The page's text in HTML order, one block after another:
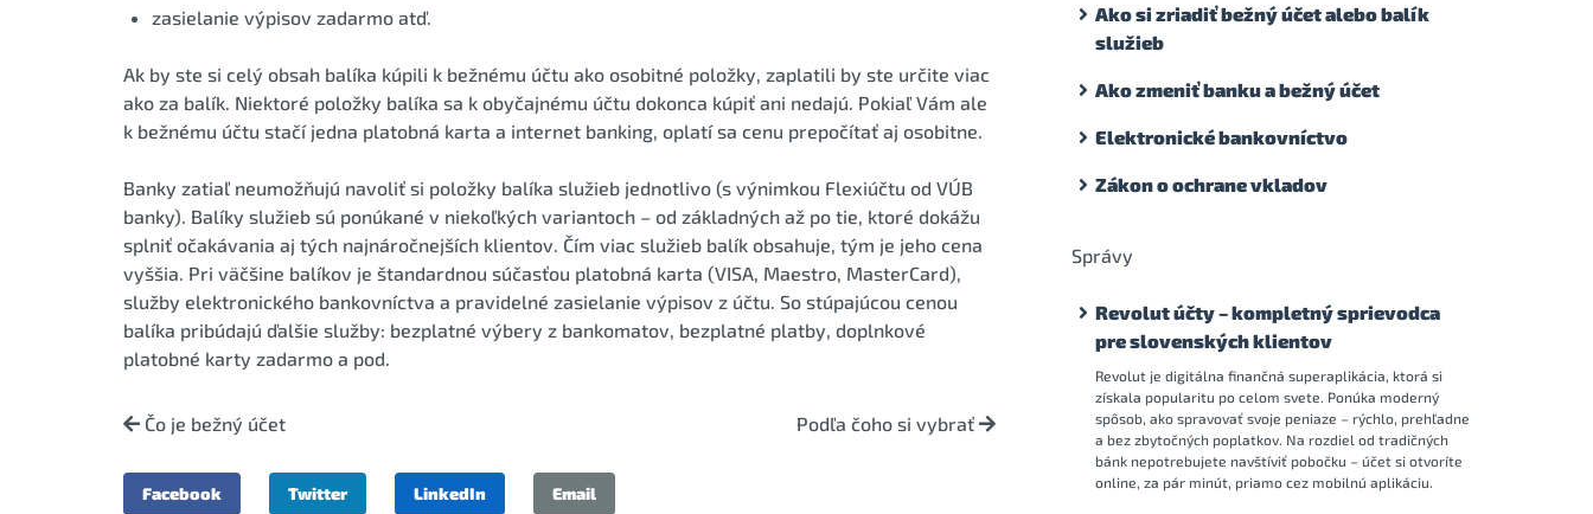
zasielanie výpisov zadarmo atď.
Ak by ste si celý obsah balíka kúpili k bežnému účtu ako osobitné položky, zaplatili by ste určite viac
ako za balík. Niektoré položky balíka sa k obyčajnému účtu dokonca kúpiť ani nedajú. Pokiaľ Vám ale
k bežnému účtu stačí jedna platobná karta a internet banking, oplatí sa cenu prepočítať aj osobitne.
Banky zatiaľ neumožňujú navoliť si položky balíka služieb jednotlivo (s výnimkou Flexiúčtu od VÚB
banky). Balíky služieb sú ponúkané v niekoľkých variantoch – od základných až po tie, ktoré dokážu
splniť očakávania aj tých najnáročnejších klientov. Čím viac služieb balík obsahuje, tým je jeho cena
vyššia. Pri väčšine balíkov je štandardnou súčasťou platobná karta (VISA, Maestro, MasterCard),
služby elektronického bankovníctva a pravidelné zasielanie výpisov z účtu. So stúpajúcou cenou
balíka pribúdajú ďalšie služby: bezplatné výbery z bankomatov, bezplatné platby, doplnkové
platobné karty zadarmo a pod.
Čo je bežný účet Podľa čoho si vybrať
Facebook Twitter LinkedIn Email
Ako si zriadiť bežný účet alebo balík
služieb
Ako zmeniť banku a bežný účet
Elektronické bankovníctvo
Zákon o ochrane vkladov
Správy
Revolut účty – kompletný sprievodca
pre slovenských klientov
Revolut je digitálna finančná superaplikácia, ktorá si
získala popularitu po celom svete. Ponúka moderný
spôsob, ako spravovať svoje peniaze – rýchlo, prehľadne
a bez zbytočných poplatkov. Na rozdiel od tradičných
bánk nepotrebujete navštíviť pobočku – účet si otvoríte
online, za pár minút, priamo cez mobilnú aplikáciu.